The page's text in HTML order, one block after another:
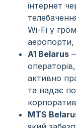
інтернет
Wi-Fi у
аеропорти,
A1 Belarus
активно
та надає
MTS